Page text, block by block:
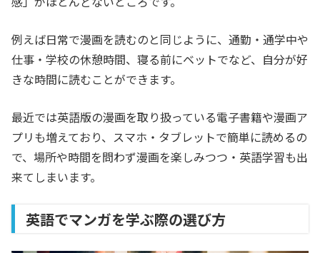
例えば日常で漫画を読むのと同じように、通勤・通学中や
仕事・学校の休憩時間、寝る前にベットでなど、自分が好
きな時間に読むことができます。
最近では英語版の漫画を取り扱っている電子書籍や漫画ア
プリも増えており、スマホ・タブレットで簡単に読めるの
で、場所や時間を問わず漫画を楽しみつつ・英語学習も出
来てしまいます。
英語でマンガを学ぶ際の選び方